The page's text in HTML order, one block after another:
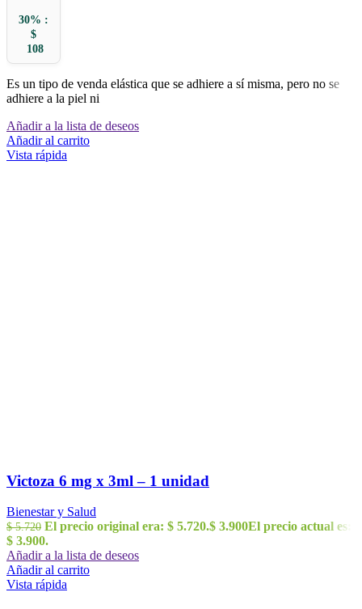
30% :
$
108
Es un tipo de venda elástica que se adhiere a sí misma, pero no se
adhiere a la piel ni
Añadir a la lista de deseos
Añadir al carrito
Vista rápida
Victoza 6 mg x 3ml – 1 unidad
Bienestar y Salud
$5.720 El precio original era: $ 5.720.$ 3.900El precio actual es:
$ 3.900.
Añadir a la lista de deseos
Añadir al carrito
Vista rápida